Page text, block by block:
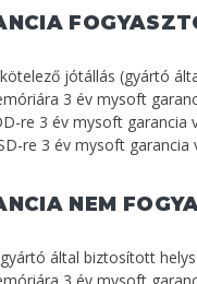
jótállás (gyártó
3 év mysoft
re 3 év mysoft garancia
re 3 év mysoft garancia
NEM
által biztosított